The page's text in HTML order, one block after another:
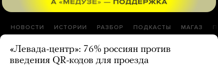
НОВОСТИ ИСТОРИИ РАЗБОР ПОДКАСТЫ МАГАЗ
«Левада-центр»: 76% россиян против
введения QR-кодов для проезда